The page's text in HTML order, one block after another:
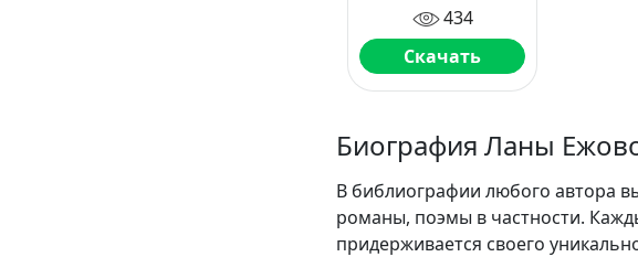
434
Скачать
Биография Ланы
В библиографии любого автора
романы, поэмы в частности.
придерживается своего